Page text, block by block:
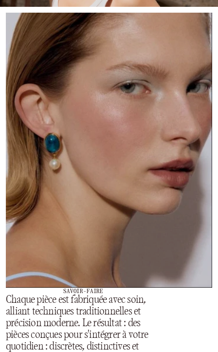
SAVOIR-FAIRE
Chaque pièce est fabriquée avec soin,
alliant techniques traditionnelles et
précision moderne. Le résultat : des
pièces conçues pour s'intégrer à votre
quotidien : discrètes, distinctives et